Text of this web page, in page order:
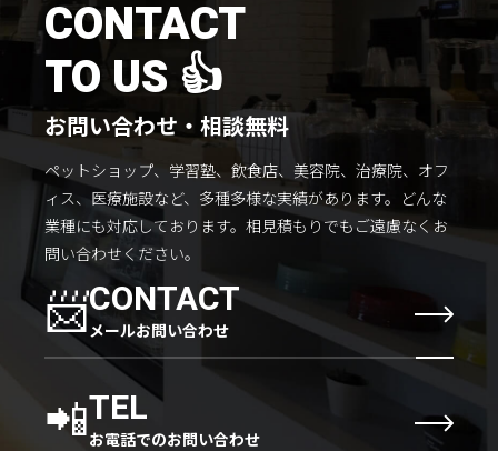
CONTACT
TO US 👍
お問い合わせ・相談無料
ペットショップ、学習塾、飲食店、美容院、治療院、オフ
ィス、医療施設など、多種多様な実績があります。 どんな
業種にも対応しております。 相見積もりでもご遠慮なくお
問い合わせください。
📨CONTACT
メールお問い合わせ
📲TEL
お電話でのお問い合わせ